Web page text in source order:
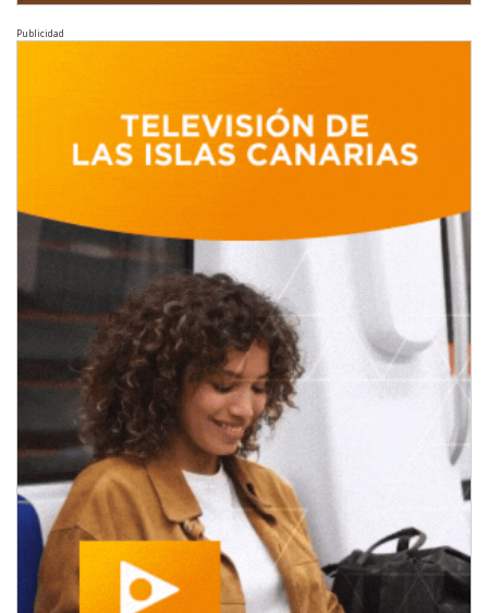
Publicidad